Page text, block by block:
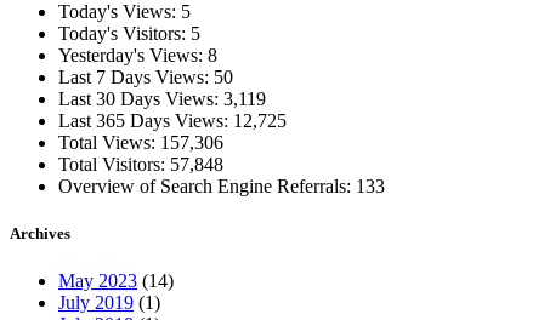
Today's Views: 5
Today's Visitors: 5
Yesterday's Views: 8
Last 7 Days Views: 50
Last 30 Days Views: 3,119
Last 365 Days Views: 12,725
Total Views: 157,306
Total Visitors: 57,848
Overview of Search Engine Referrals: 133
Archives
May 2023 (14)
July 2019 (1)